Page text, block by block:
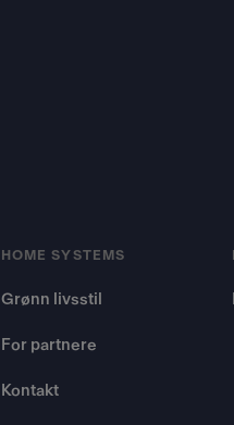
HOME SYSTEMS
Grønn livsstil
For partnere
Kontakt